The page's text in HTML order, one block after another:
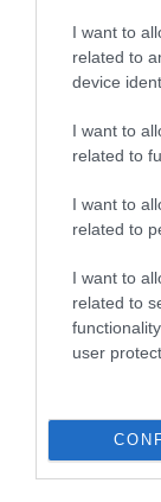
I want to
related to
device
I want to
related to
I want to
related to
I want to
related to
user